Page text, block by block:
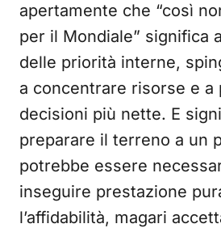
apertamente che “così
per il Mondiale” significa
delle priorità interne,
a concentrare risorse e a
decisioni più nette. E
preparare il terreno a un
potrebbe essere
inseguire prestazione
l’affidabilità, magari